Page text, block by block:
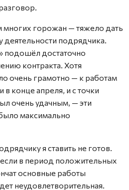
многих горожан — тяжело дать
подрядчика.
достаточно
контракта. Хотя
очень грамотно — к работам
в конце апреля, и с точки
очень удачным, — эти
максимально
я ставить не готов.
в период положительных
основные работы
неудовлетворительная.